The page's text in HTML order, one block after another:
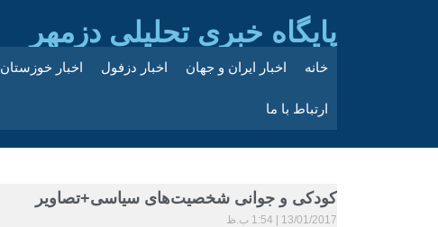
پایگاه خبری تحلیلی دزمهر
خانه اخبار ایران و جهان اخبار دزفول اخبار خوزستان
ارتباط با ما
کودکی و جوانی شخصیت‌های سیاسی+تصاویر
13/01/2017 1:54 ب.ظ